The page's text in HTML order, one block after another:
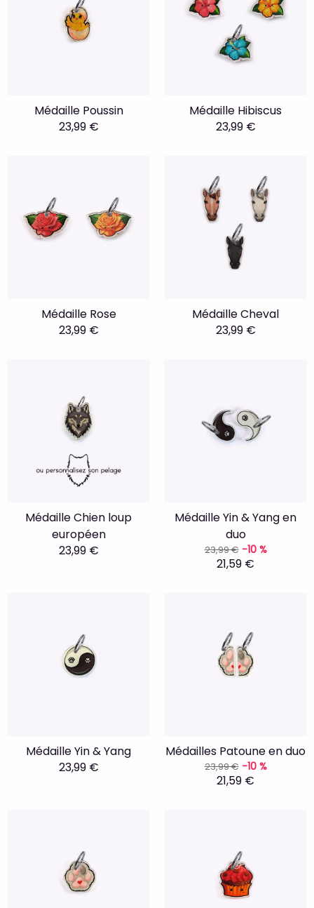
Médaille Poussin
23,99 €
Médaille Hibiscus
23,99 €
Médaille Rose
23,99 €
Médaille Cheval
23,99 €
Médaille Chien loup
européen
23,99 €
Médaille Yin & Yang en
duo
23,99 € -10 %
21,59 €
Médaille Yin & Yang
23,99 €
Médailles Patoune en duo
23,99 € -10 %
21,59 €